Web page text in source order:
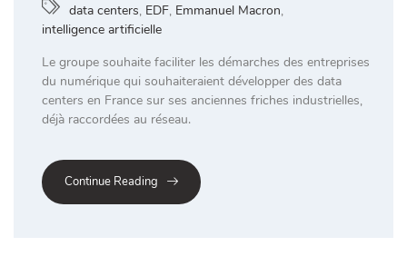
data centers, EDF, Emmanuel Macron,
intelligence artificielle
Le groupe souhaite faciliter les démarches des entreprises
du numérique qui souhaiteraient développer des data
centers en France sur ses anciennes friches industrielles,
déjà raccordées au réseau.
Continue Reading